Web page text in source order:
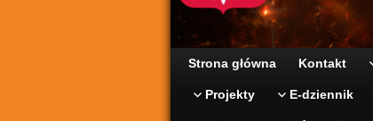
Strona główna Kontakt
Projekty E-dziennik